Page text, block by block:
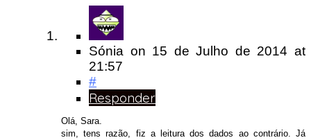
Sónia on 15 de Julho de 2014at
21:57
#
Responder
Olá, Sara.
sim, tens razão, fiz a leitura dos dados ao contrário. Já